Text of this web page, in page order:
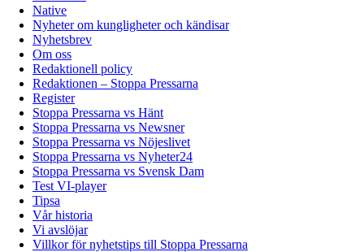
Native
Nyheter om kungligheter och kändisar
Nyhetsbrev
Om oss
Redaktionell policy
Redaktionen – Stoppa Pressarna
Register
Stoppa Pressarna vs Hänt
Stoppa Pressarna vs Newsner
Stoppa Pressarna vs Nöjeslivet
Stoppa Pressarna vs Nyheter24
Stoppa Pressarna vs Svensk Dam
Test VI-player
Tipsa
Vår historia
Vi avslöjar
Villkor för nyhetstips till Stoppa Pressarna